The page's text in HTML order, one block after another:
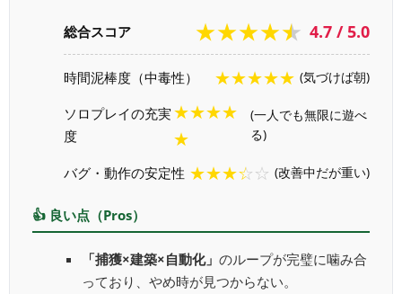
総合スコア ★★★★★ 4.7 / 5.0
時間泥棒度（中毒性） ★★★★★ (気づけば朝)
ソロプレイの充実
度
★★★★
★
(一人でも無限に遊べ
る)
バグ・動作の安定性 ★★★☆☆ (改善中だが重い)
👍 良い点（Pros）
「捕獲×建築×自動化」 のループが完璧に噛み合
っており、やめ時が見つからない。